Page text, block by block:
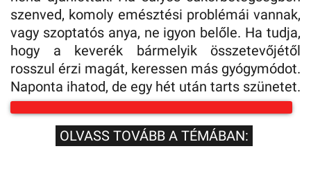
szenved, komoly emésztési problémái vannak,
vagy szoptatós anya, ne igyon belőle. Ha tudja,
hogy a keverék bármelyik összetevőjétől
rosszul érzi magát, keressen más gyógymódot.
Naponta ihatod, de egy hét után tarts szünetet.
OLVASS TOVÁBB A TÉMÁBAN: